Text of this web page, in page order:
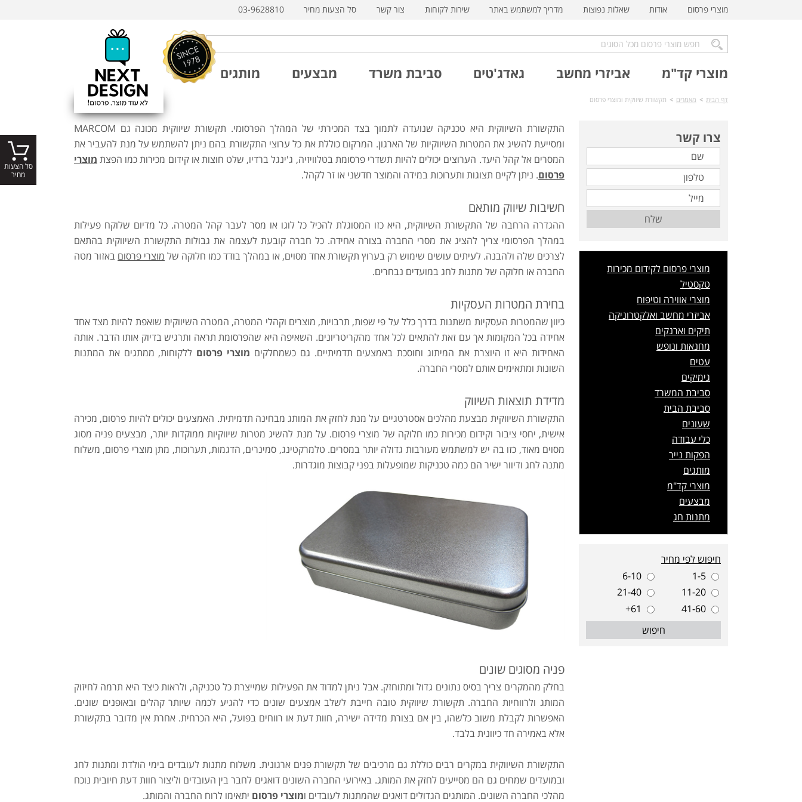
מוצרי פרסום אודות שאלות נפוצות מדריך למשתמש באתר שירות לקוחות צור קשר סל הצעות מחיר 03-9628810
מוצרי קד"מ אביזרי מחשב גאדג'טים סביבת משרד מבצעים מותגים
דף הבית > מאמרים > תקשורת שיווקית ומוצרי פרסום
התקשורת השיווקית היא טכניקה שנועדה לתמוך בצד המכירתי של המהלך הפרסומי. תקשורת שיווקית מכונה גם MARCOM
ומסייעת להשיג את המטרות השיווקיות של הארגון. המרקום כוללת את כל ערוצי התקשורת בהם ניתן להשתמש על מנת להעביר את
המסרים אל קהל היעד. הערוצים יכולים להיות תשדרי פרסומת בטלוויזיה, ג'ינגל ברדיו, שלט חוצות או קידום מכירות כמו הפצת מוצרי
פרסום. ניתן לקיים תצוגות ותערוכות במידה והמוצר חדשני או זר לקהל.
חשיבות שיווק מותאם
ההגדרה הרחבה של התקשורת השיווקית, היא כזו המסוגלת להכיל כל לוגו או מסר לעבר קהל המטרה. כל מדיום שלוקח פעילות
במהלך הפרסומי צריך להציג את מסרי החברה בצורה אחידה. כל חברה קובעת לעצמה את גבולות התקשורת השיווקית בהתאם
לצרכים שלה ולהבנה. לעיתים עושים שימוש רק בערוץ תקשורת אחד מסוים, או במהלך בודד כמו חלוקה של מוצרי פרסום באזור מטה
החברה או חלוקה של מתנות לחג במועדים נבחרים.
בחירת המטרות העסקיות
כיוון שהמטרות העסקיות משתנות בדרך כלל על פי שפות, תרבויות, מוצרים וקהלי המטרה, המטרה השיווקית שואפת להיות מצד אחד
אחידה בכל המקומות אך עם זאת להתאים לכל אחד מהקריטריונים. השאיפה היא שהפרסומת תראה ותרגיש בדיוק אותו הדבר. אותה
האחידות היא זו היוצרת את המיתוג וחוסכת באמצעים תדמיתיים. גם כשמחלקים מוצרי פרסום ללקוחות, ממתגים את המתנות
השונות ומתאימים אותם למסרי החברה.
מדידת תוצאות השיווק
התקשורת השיווקית מבצעת מהלכים אסטרטגיים על מנת לחזק את המותג מבחינה תדמיתית. האמצעים יכולים להיות פרסום, מכירה
אישית, יחסי ציבור וקידום מכירות כמו חלוקה של מוצרי פרסום. על מנת להשיג מטרות שיווקיות ממוקדות יותר, מבצעים פניה מסוג
מסוים מאוד, כזו בה יש למשתמש מעורבות גדולה יותר במסרים. טלמרקטינג, סמינרים, הדגמות, תערוכות, מתן מוצרי פרסום, משלוח
מתנה לחג ודיוור ישיר הם כמה טכניקות שמופעלות בפני קבוצות מוגדרות.
פניה מסוגים שונים
בחלק מהמקרים צריך בסיס נתונים גדול ומתוחזק. אבל ניתן למדוד את הפעילות שמייצרת כל טכניקה, ולראות כיצד היא תרמה לחיזוק
המותג ולרווחיות החברה. תקשורת שיווקית טובה חייבת לשלב אמצעים שונים כדי להגיע לכמה שיותר קהלים ובאופנים שונים.
האפשרות לקבלת משוב כלשהו, בין אם בצורת מדידה ישירה, חוות דעת או רווחים בפועל, היא הכרחית. אחרת אין מדובר בתקשורת
אלא באמירה חד כיוונית בלבד.
התקשורת השיווקית במקרים רבים כוללת גם מרכיבים של תקשורת פנים ארגונית. משלוח מתנות לעובדים בימי הולדת ומתנות לחג
ובמועדים שמחים גם הם מסייעים לחזק את המותג. באירועי החברה השונים דואגים לחבר בין העובדים וליצור חוות דעת חיובית נוכח
מהלכי החברה השונים. המותגים הגדולים דואגים שהמתנות לעובדים ומוצרי פרסום יתאימו לרוח החברה והמותג.
צרו קשר
שלח
מוצרי פרסום לקידום מכירות
טקסטיל
מוצרי אווירה וטיפוח
אביזרי מחשב ואלקטרוניקה
תיקים וארנקים
מחנאות ונופש
עטים
גימיקים
סביבת המשרד
סביבת הבית
שעונים
כלי עבודה
הפקות נייר
מותגים
מוצרי קד"מ
מבצעים
מתנות חג
חיפוש לפי מחיר
1-5
6-10
11-20
21-40
41-60
61+
חיפוש
סל הצעות
מחיר